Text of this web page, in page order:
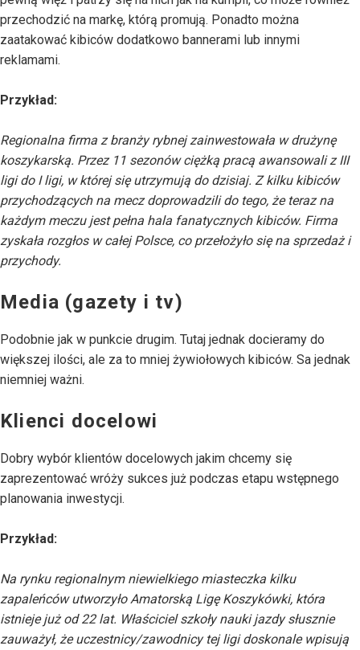
przechodzić na markę, którą promują. Ponadto można
zaatakować kibiców dodatkowo bannerami lub innymi
reklamami.
Przykład:
Regionalna firma z branży rybnej zainwestowała w drużynę
koszykarską. Przez 11 sezonów ciężką pracą awansowali z III
ligi do I ligi, w której się utrzymują do dzisiaj. Z kilku kibiców
przychodzących na mecz doprowadzili do tego, że teraz na
każdym meczu jest pełna hala fanatycznych kibiców. Firma
zyskała rozgłos w całej Polsce, co przełożyło się na sprzedaż i
przychody.
Media (gazety i tv)
Podobnie jak w punkcie drugim. Tutaj jednak docieramy do
większej ilości, ale za to mniej żywiołowych kibiców. Sa jednak
niemniej ważni.
Klienci docelowi
Dobry wybór klientów docelowych jakim chcemy się
zaprezentować wróży sukces już podczas etapu wstępnego
planowania inwestycji.
Przykład:
Na rynku regionalnym niewielkiego miasteczka kilku
zapaleńców utworzyło Amatorską Ligę Koszykówki, która
istnieje już od 22 lat. Właściciel szkoły nauki jazdy słusznie
zauważył, że uczestnicy/zawodnicy tej ligi doskonale wpisują